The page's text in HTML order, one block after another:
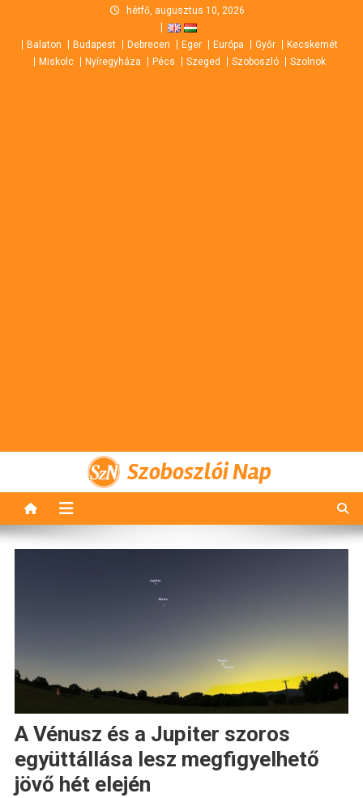
content
hétfő, augusztus 10, 2026
Balaton Budapest Debrecen Eger Európa Győr
Kecskemét
Miskolc
Nyíregyháza Pécs Szeged Szoboszló Szolnok
Szoboszlói Nap
A Vénusz és a Jupiter szoros
együttállása lesz megfigyelhető
jövő hét elején